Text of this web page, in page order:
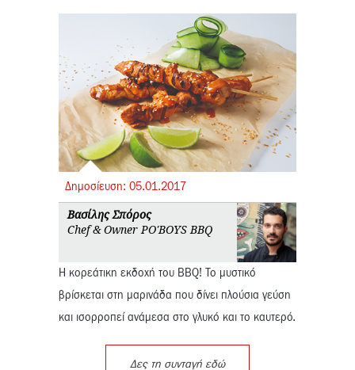
Δημοσίευση: 05.01.2017
Βασίλης Σπόρος
Chef & Owner PO'BOYS BBQ
H κορεάτικη εκδοχή του BBQ! To μυστικό
βρίσκεται στη μαρινάδα που δίνει πλούσια γεύση
και ισορροπεί ανάμεσα στο γλυκό και το καυτερό.
Δες τη συνταγή εδώ